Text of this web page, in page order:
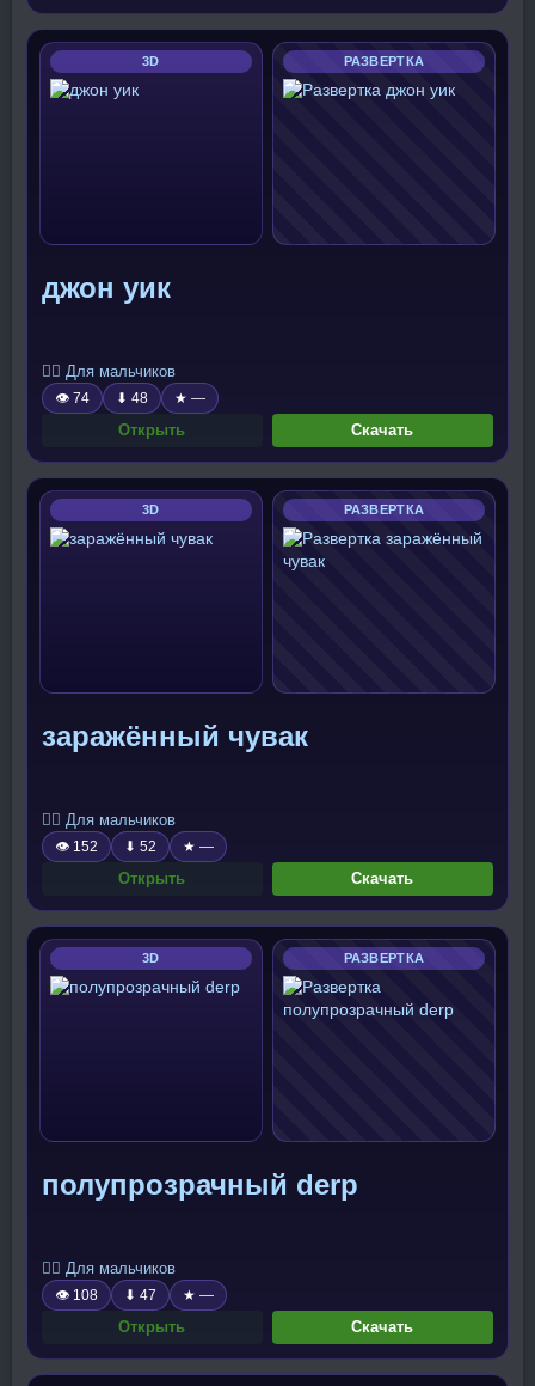
3D РАЗВЕРТКА
джон уик
🧍‍♂️ Для мальчиков
👁 74 ⬇ 48 ★ —
Открыть Скачать
3D РАЗВЕРТКА
заражённый чувак
🧍‍♂️ Для мальчиков
👁 152 ⬇ 52 ★ —
Открыть Скачать
3D РАЗВЕРТКА
полупрозрачный derp
🧍‍♂️ Для мальчиков
👁 108 ⬇ 47 ★ —
Открыть Скачать